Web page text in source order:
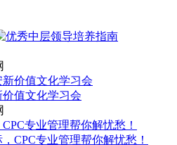
值文化学习会
专业管理帮你解忧愁！